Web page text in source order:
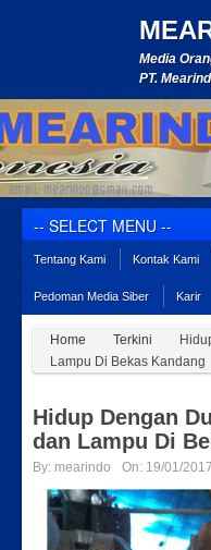
Media
PT.
Tentang Kami Kontak Kami
Pedoman Media Siber Karir
Home Terkini
Lampu Di Bekas Kandang
Hidup Dengan
dan Lampu Di
By: mearindo On: 19/01/2017